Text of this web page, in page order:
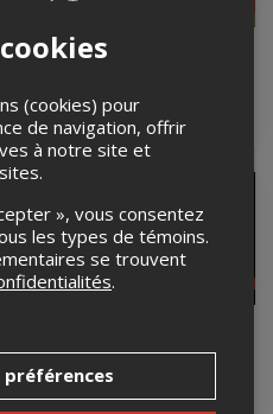
Pierre Michaud
La Vieille Usine, Cap-
d'Espoir, QC
24 août 2026, 20h00
La Vieille Usine, Cap-
d'Espoir, QC
(cookies) pour
de navigation, offrir
à notre site et
», vous consentez
les types de témoins.
se trouvent
.
préférences